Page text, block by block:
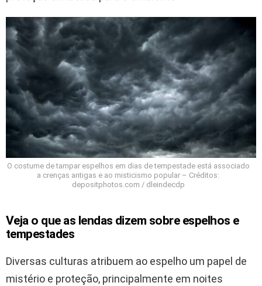
O costume de tampar espelhos em dias de tempestade está associado
a crenças antigas e ao misticismo popular – Créditos:
depositphotos.com / dleindecdp
Veja o que as lendas dizem sobre espelhos e
tempestades
Diversas culturas atribuem ao espelho um papel de
mistério e proteção, principalmente em noites